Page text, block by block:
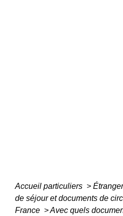
Accueil particuliers >
de séjour et documents de
France >Avec quels